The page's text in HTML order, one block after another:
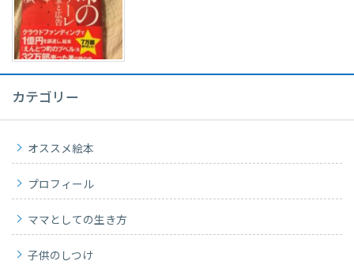
カテゴリー
オススメ絵本
プロフィール
ママとしての生き方
子供のしつけ